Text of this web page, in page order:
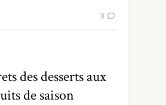
0
des desserts aux
de saison